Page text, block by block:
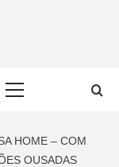
HOME – COM
OUSADAS